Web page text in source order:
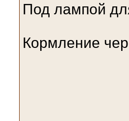
Под лампой
Кормление